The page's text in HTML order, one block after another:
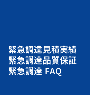
緊急調達見積実績
緊急調達品質保証
緊急調達 FAQ